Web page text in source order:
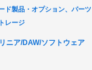
ド製品・オプション、パーツ
レージ
ニア/DAW/ソフトウェア